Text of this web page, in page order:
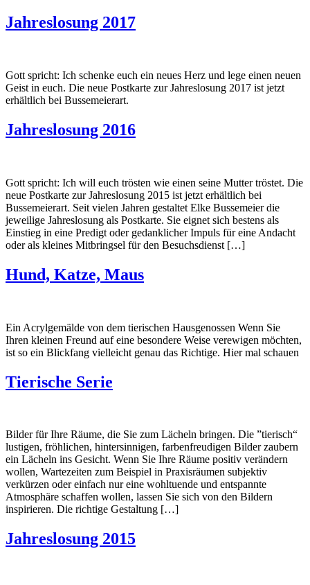
Jahreslosung 2017
Gott spricht: Ich schenke euch ein neues Herz und lege einen neuen
Geist in euch. Die neue Postkarte zur Jahreslosung 2017 ist jetzt
erhältlich bei Bussemeierart.
Jahreslosung 2016
Gott spricht: Ich will euch trösten wie einen seine Mutter tröstet. Die
neue Postkarte zur Jahreslosung 2015 ist jetzt erhältlich bei
Bussemeierart. Seit vielen Jahren gestaltet Elke Bussemeier die
jeweilige Jahreslosung als Postkarte. Sie eignet sich bestens als
Einstieg in eine Predigt oder gedanklicher Impuls für eine Andacht
oder als kleines Mitbringsel für den Besuchsdienst […]
Hund, Katze, Maus
Ein Acrylgemälde von dem tierischen Hausgenossen Wenn Sie
Ihren kleinen Freund auf eine besondere Weise verewigen möchten,
ist so ein Blickfang vielleicht genau das Richtige. Hier mal schauen
Tierische Serie
Bilder für Ihre Räume, die Sie zum Lächeln bringen. Die ”tierisch“
lustigen, fröhlichen, hintersinnigen, farbenfreudigen Bilder zaubern
ein Lächeln ins Gesicht. Wenn Sie Ihre Räume positiv verändern
wollen, Wartezeiten zum Beispiel in Praxisräumen subjektiv
verkürzen oder einfach nur eine wohltuende und entspannte
Atmosphäre schaffen wollen, lassen Sie sich von den Bildern
inspirieren. Die richtige Gestaltung […]
Jahreslosung 2015